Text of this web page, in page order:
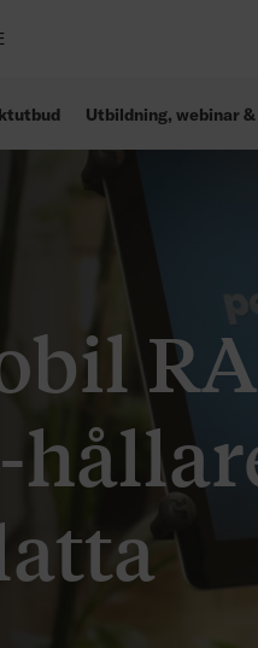
Utbildning, webinar